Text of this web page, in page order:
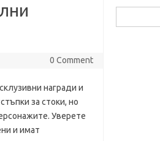
0 Comment
награди и
за стоки, но
Уверете
и имат
for: